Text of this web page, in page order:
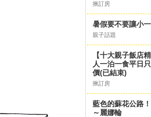
揪訂房
暑假要不要讓小
親子話題
【十大親子飯店
人一泊一食平日
價(已結束)
揪訂房
藍色的蘇花公路
～麗娜輪